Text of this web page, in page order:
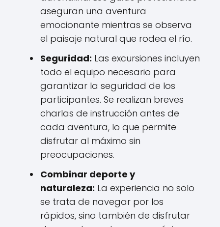
aseguran una aventura
emocionante mientras se observa
el paisaje natural que rodea el río.
Seguridad: Las excursiones incluyen
todo el equipo necesario para
garantizar la seguridad de los
participantes. Se realizan breves
charlas de instrucción antes de
cada aventura, lo que permite
disfrutar al máximo sin
preocupaciones.
Combinar deporte y
naturaleza: La experiencia no solo
se trata de navegar por los
rápidos, sino también de disfrutar